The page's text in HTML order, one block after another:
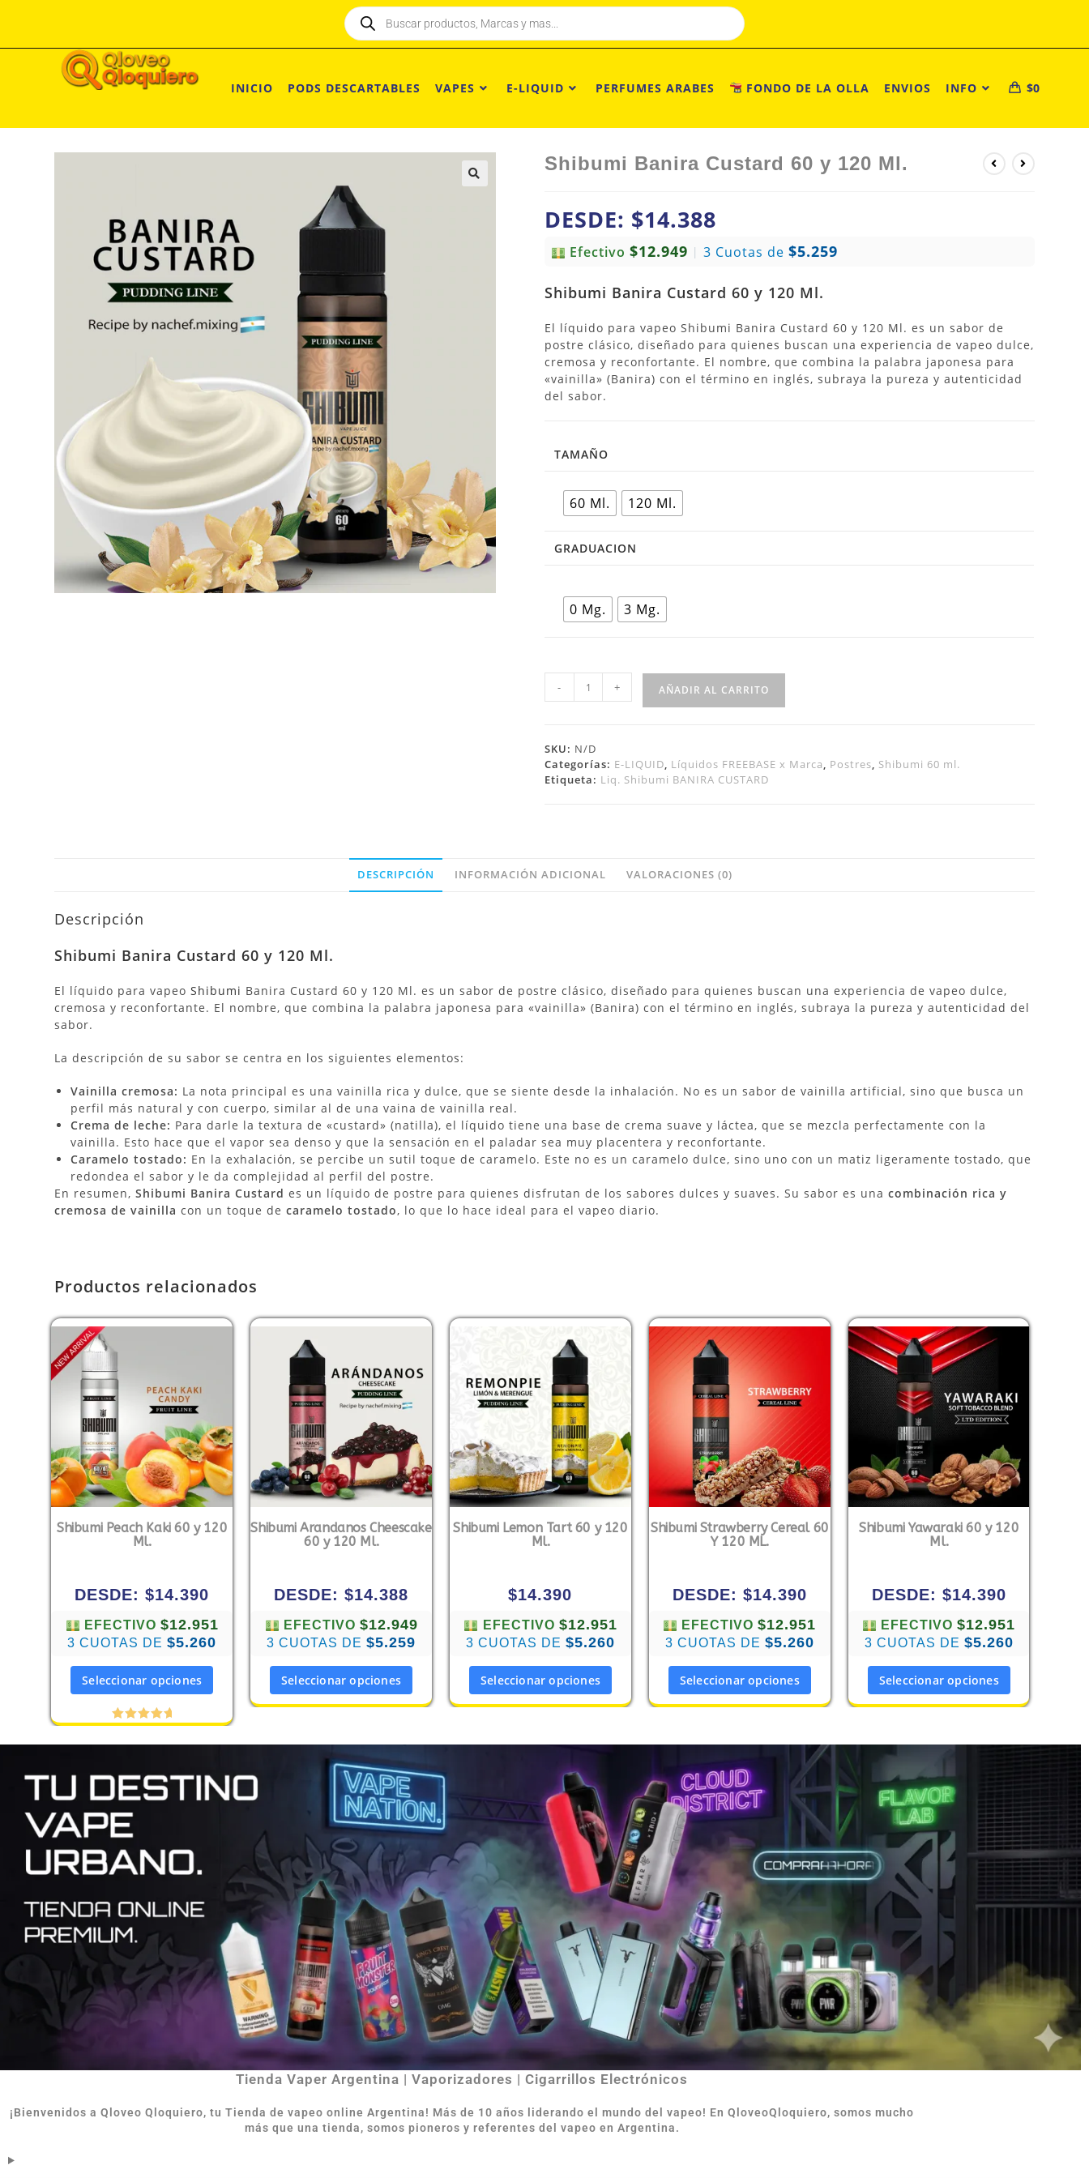
INICIO PODS DESCARTABLES VAPES E-LIQUID PERFUMES ARABES FONDO DE LA OLLA ENVIOS INFO $0
Shibumi Banira Custard 60 y 120 Ml.
DESDE: $14.388
Efectivo$12.949 | 3 Cuotas de$5.259
Shibumi Banira Custard 60 y 120 Ml.
El líquido para vapeo Shibumi Banira Custard 60 y 120 Ml. es un sabor de
postre clásico, diseñado para quienes buscan una experiencia de vapeo dulce,
cremosa y reconfortante. El nombre, que combina la palabra japonesa para
«vainilla» (Banira) con el término en inglés, subraya la pureza y autenticidad
del sabor.
TAMAÑO
60 Ml. 120 Ml.
GRADUACION
0 Mg. 3 Mg.
- + AÑADIR AL CARRITO
SKU: N/D
Categorías: E-LIQUID, Líquidos FREEBASE x Marca, Postres, Shibumi 60 ml.
Etiqueta: Liq. Shibumi BANIRA CUSTARD
DESCRIPCIÓN INFORMACIÓN ADICIONAL VALORACIONES (0)
Descripción
Shibumi Banira Custard 60 y 120 Ml.
El líquido para vapeoShibumi Banira Custard 60 y 120 Ml. es un sabor de postre clásico, diseñado para quienes buscan una experiencia de vapeo dulce,
cremosa y reconfortante. El nombre, que combina la palabra japonesa para «vainilla» (Banira) con el término en inglés, subraya la pureza y autenticidad del
sabor.
La descripción de su sabor se centra en los siguientes elementos:
Vainilla cremosa: La nota principal es una vainilla rica y dulce, que se siente desde la inhalación. No es un sabor de vainilla artificial, sino que busca un
perfil más natural y con cuerpo, similar al de una vaina de vainilla real.
Crema de leche: Para darle la textura de «custard» (natilla), el líquido tiene una base de crema suave y láctea, que se mezcla perfectamente con la
vainilla. Esto hace que el vapor sea denso y que la sensación en el paladar sea muy placentera y reconfortante.
Caramelo tostado: En la exhalación, se percibe un sutil toque de caramelo. Este no es un caramelo dulce, sino uno con un matiz ligeramente tostado, que
redondea el sabor y le da complejidad al perfil del postre.
En resumen,Shibumi Banira Custard es un líquido de postre para quienes disfrutan de los sabores dulces y suaves. Su sabor es unacombinación rica y
cremosa de vainilla con un toque decaramelo tostado, lo que lo hace ideal para el vapeo diario.
Productos relacionados
Shibumi Peach Kaki 60 y 120
Ml.
DESDE:$14.390
EFECTIVO $12.951
3 CUOTAS DE$5.260
Seleccionar opciones
con5.00
Shibumi Arandanos Cheescake
60 y 120 Ml.
DESDE:$14.388
EFECTIVO $12.949
3 CUOTAS DE$5.259
Seleccionar opciones
Shibumi Lemon Tart 60 y 120
Ml.
$14.390
EFECTIVO $12.951
3 CUOTAS DE $5.260
Seleccionar opciones
Shibumi Strawberry Cereal 60
Y 120 ML.
DESDE: $14.390
EFECTIVO$12.951
3 CUOTAS DE $5.260
Seleccionar opciones
Shibumi Yawaraki 60 y 120
Ml.
DESDE: $14.390
EFECTIVO$12.951
3 CUOTAS DE $5.260
Seleccionar opciones
Tienda Vaper Argentina | Vaporizadores | Cigarrillos Electrónicos
¡Bienvenidos a Qloveo Qloquiero, tu Tienda de vapeo online Argentina! Más de 10 años liderando el mundo del vapeo! En QloveoQloquiero, somos mucho
más que una tienda, somos pioneros y referentes del vapeo en Argentina.